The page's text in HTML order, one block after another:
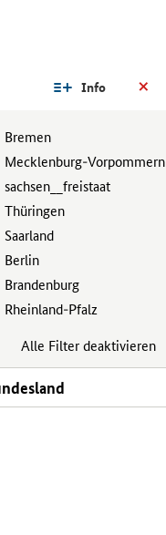
Info
Bremen
Mecklenburg-Vorpommern
sachsen__freistaat
Thüringen
Saarland
Berlin
Brandenburg
Rheinland-Pfalz
Alle Filter deaktivieren